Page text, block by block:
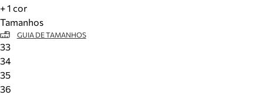
+ 1 cor
Tamanhos
GUIA DE TAMANHOS
33
34
35
36